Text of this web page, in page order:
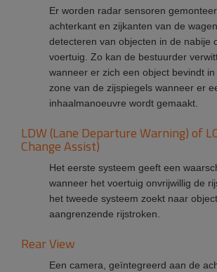
Er worden radar sensoren
achterkant en zijkanten van de
detecteren van objecten in de nabije
voertuig. Zo kan de bestuurder
wanneer er zich een object bevindt
zone van de zijspiegels wanneer er
inhaalmanoeuvre wordt gemaakt.
LDW (Lane Departure Warning) of
Change Assist)
Het eerste systeem geeft een
wanneer het voertuig onvrijwillig de
het tweede systeem zoekt naar
aangrenzende rijstroken.
Rear View
Een camera, geïntegreerd aan de